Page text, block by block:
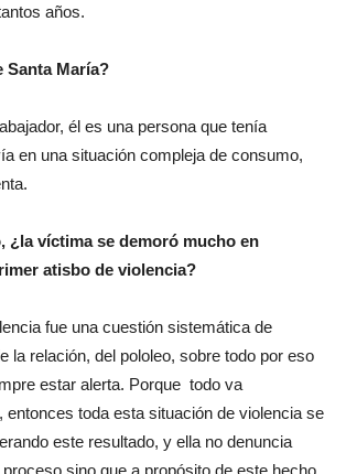
años.
Santa María?
él es una persona que tenía
en una situación compleja de consumo,
¿la víctima se demoró mucho en
atisbo de violencia?
fue una cuestión sistemática de
la relación, del pololeo, sobre todo por eso
estar alerta. Porque todo va
entonces toda esta situación de violencia se
este resultado, y ella no denuncia
sino que a propósito de este hecho